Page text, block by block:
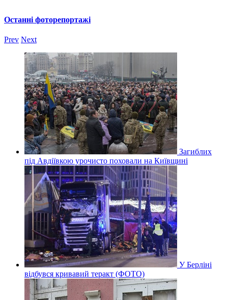
Останні фоторепортажі
Prev Next
Загиблих
під Авдіївкою урочисто поховали на Київщині
У Берліні
відбувся кривавий теракт (ФОТО)